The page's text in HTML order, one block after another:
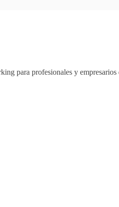
para profesionales y